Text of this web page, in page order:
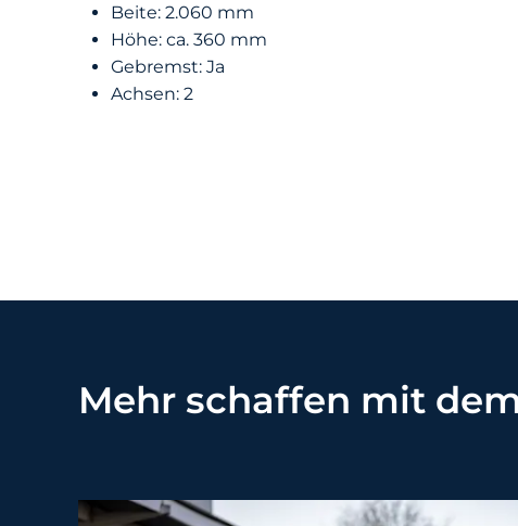
Beite: 2.060 mm
Höhe: ca. 360 mm
Gebremst: Ja
Achsen: 2
Mehr schaffen mit